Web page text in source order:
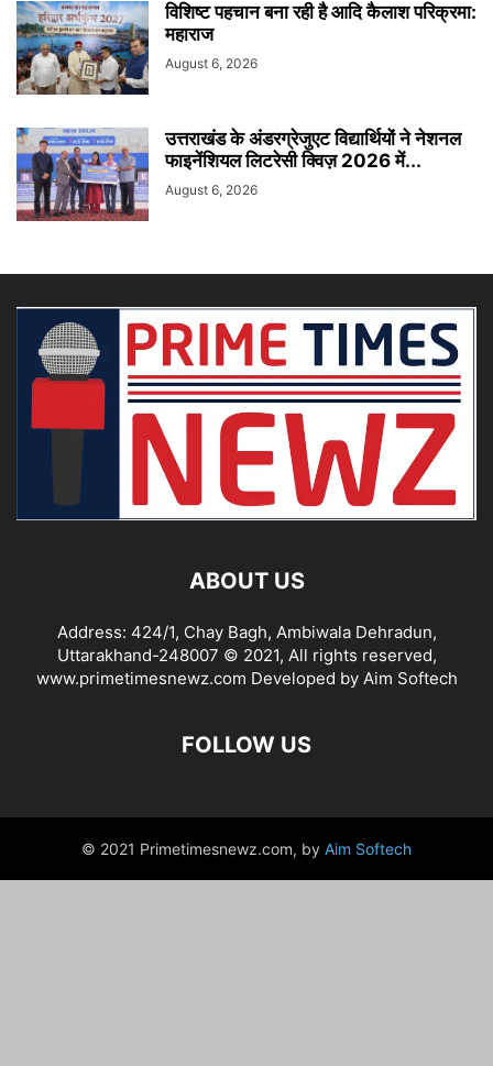
विशिष्ट पहचान बना रही है आदि कैलाश परिक्रमा:
महाराज
August 6, 2026
उत्तराखंड के अंडरग्रेजुएट विद्यार्थियों ने नेशनल
फाइनेंशियल लिटरेसी क्विज़ 2026 में...
August 6, 2026
ABOUT US
Address: 424/1, Chay Bagh, Ambiwala Dehradun,
Uttarakhand-248007 © 2021, All rights reserved,
www.primetimesnewz.com Developed by Aim Softech
FOLLOW US
© 2021 Primetimesnewz.com, by Aim Softech